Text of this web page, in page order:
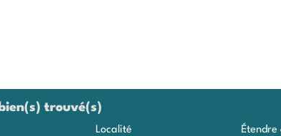
bien(s) trouvé(s)
Localité Étendre